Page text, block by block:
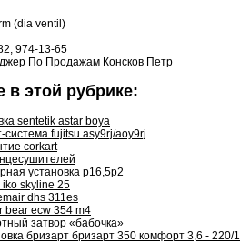
(dia ventil)
974-13-65
По Продажам Консков Петр
в этой рубрике:
sentetik astar boya
система fujitsu asy9rj/aoy9rj
corkart
установка p16,5p2
iko skyline 25
dhs 311es
bear ecw 354 m4
затвор «бабочка»
бризарт бризарт 350 комфорт 3,6 - 220/1